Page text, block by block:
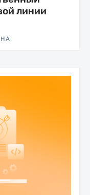
линии